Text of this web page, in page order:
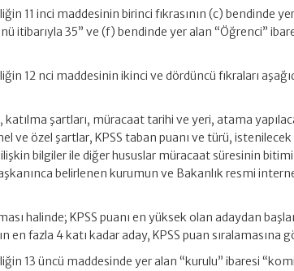
11 inci maddesinin birinci fıkrasının (c) bendinde
itibarıyla 35” ve (f) bendinde yer alan “Öğrenci”
12 nci maddesinin ikinci ve dördüncü fıkraları
katılma şartları, müracaat tarihi ve yeri, atama
ve özel şartlar, KPSS taban puanı ve türü,
bilgiler ile diğer hususlar müracaat süresinin
belirlenen kurumun ve Bakanlık resmi
halinde; KPSS puanı en yüksek olan adaydan
en fazla 4 katı kadar aday, KPSS puan sıralamasına
13 üncü maddesinde yer alan “kurulu” ibaresi